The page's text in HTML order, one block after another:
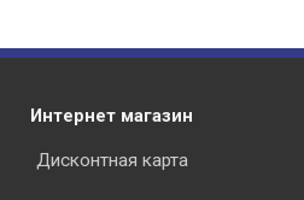
Интернет магазин
Дисконтная карта